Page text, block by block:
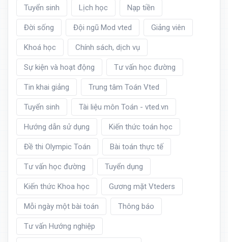
Tuyển sinh Lịch học Nạp tiền
Đời sống Đội ngũ Mod vted Giảng viên
Khoá học Chính sách, dịch vụ
Sự kiện và hoạt động Tư vấn học đường
Tin khai giảng Trung tâm Toán Vted
Tuyển sinh Tài liệu môn Toán - vted.vn
Hướng dẫn sử dụng Kiến thức toán học
Đề thi Olympic Toán Bài toán thực tế
Tư vấn học đường Tuyển dụng
Kiến thức Khoa học Gương mặt Vteders
Mỗi ngày một bài toán Thông báo
Tư vấn Hướng nghiệp